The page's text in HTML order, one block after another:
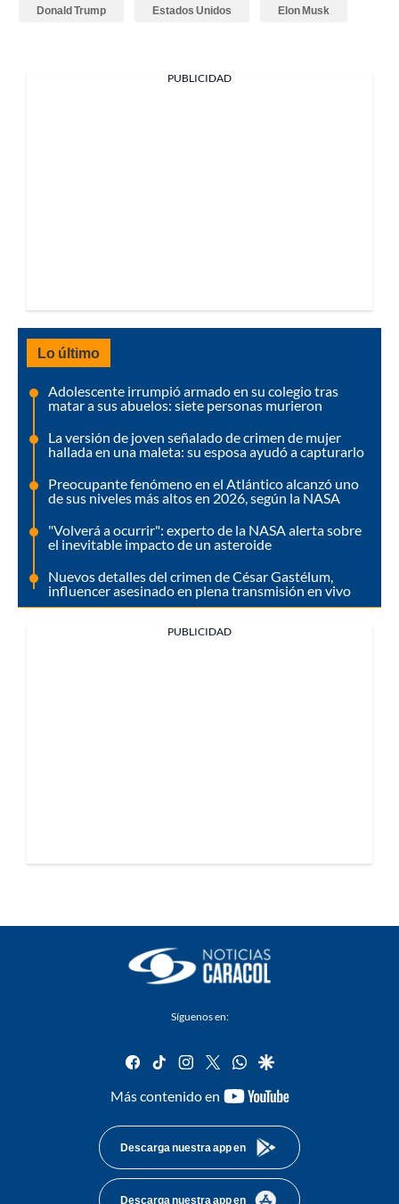
Donald Trump Estados Unidos Elon Musk
PUBLICIDAD
Lo último
Adolescente irrumpió armado en su colegio tras
matar a sus abuelos: siete personas murieron
La versión de joven señalado de crimen de mujer
hallada en una maleta: su esposa ayudó a capturarlo
Preocupante fenómeno en el Atlántico alcanzó uno
de sus niveles más altos en 2026, según la NASA
"Volverá a ocurrir": experto de la NASA alerta sobre
el inevitable impacto de un asteroide
Nuevos detalles del crimen de César Gastélum,
influencer asesinado en plena transmisión en vivo
PUBLICIDAD
Síguenos en:
facebook
tiktok instagram
twitterwhatsapp
google
Más contenido en
youtube-
Descarga nuestra app en
Descarga nuestra app en